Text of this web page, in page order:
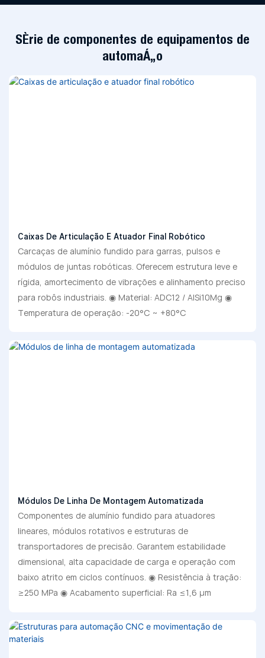
Série de componentes de equipamentos de
automação
Caixas De Articulação E Atuador Final Robótico
Carcaças de alumínio fundido para garras, pulsos e
módulos de juntas robóticas. Oferecem estrutura leve e
rígida, amortecimento de vibrações e alinhamento preciso
para robôs industriais. ◉ Material: ADC12 / AlSi10Mg ◉
Temperatura de operação: -20°C ~ +80°C
Módulos De Linha De Montagem Automatizada
Componentes de alumínio fundido para atuadores
lineares, módulos rotativos e estruturas de
transportadores de precisão. Garantem estabilidade
dimensional, alta capacidade de carga e operação com
baixo atrito em ciclos contínuos. ◉ Resistência à tração:
≥250 MPa ◉ Acabamento superficial: Ra ≤1,6 μm